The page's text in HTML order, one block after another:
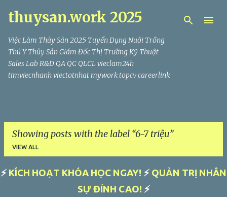
Skip to main content
thuysan.work 2025
Việc Làm Thủy Sản 2025 Tuyển Dụng Nuôi Trồng
Thú Y Thủy Sản Giám Đốc Thị Trường Kỹ Thuật
Sales Lab R&D QA QC QLCL vieclam24h
timviecnhanh viectotnhat mywork topcv careerlink
Showing posts with the label 6-7 triệu
VIEW ALL
⚡ KÍCH HOẠT KHÓA HỌC NGAY! ⚡ QUẢN TRỊ NHÂN
SỰ ĐỈNH CAO! ⚡